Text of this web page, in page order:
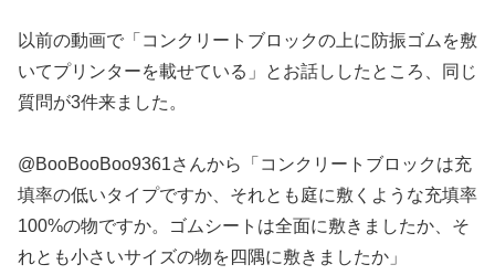
以前の動画で「コンクリートブロックの上に防振ゴムを敷
いてプリンターを載せている」とお話ししたところ、同じ
質問が3件来ました。
@BooBooBoo9361さんから「コンクリートブロックは充
填率の低いタイプですか、それとも庭に敷くような充填率
100%の物ですか。ゴムシートは全面に敷きましたか、そ
れとも小さいサイズの物を四隅に敷きましたか」